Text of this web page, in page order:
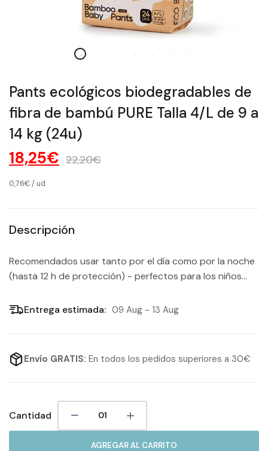
Pants ecológicos biodegradables de
fibra de bambú PURE Talla 4/L de 9 a
14 kg (24u)
18,25€ 22,20€
0,76€/ ud
Descripción
Recomendados usar tanto por el día como por la noche
(hasta 12 h de protección) - perfectos para los niños...
Entrega estimada: 09 Aug - 13 Aug
Envío GRATIS: En todos los pedidos superiores a 30€
Cantidad
AGREGAR AL CARRITO